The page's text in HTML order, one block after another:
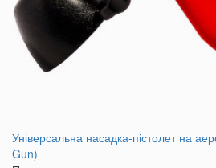
Універсальна насадка-пістолет на
Gun)